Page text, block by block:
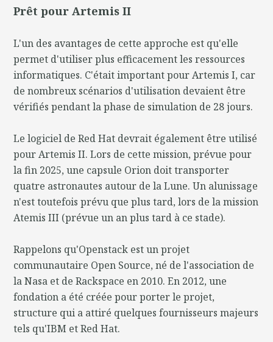
Prêt pour Artemis II
L'un des avantages de cette approche est qu'elle
permet d'utiliser plus efficacement les ressources
informatiques. C'était important pour Artemis I, car
de nombreux scénarios d'utilisation devaient être
vérifiés pendant la phase de simulation de 28 jours.
Le logiciel de Red Hat devrait également être utilisé
pour Artemis II. Lors de cette mission, prévue pour
la fin 2025, une capsule Orion doit transporter
quatre astronautes autour de la Lune. Un alunissage
n'est toutefois prévu que plus tard, lors de la mission
Atemis III (prévue un an plus tard à ce stade).
Rappelons qu'Openstack est un projet
communautaire Open Source, né de l'association de
la Nasa et de Rackspace en 2010. En 2012, une
fondation a été créée pour porter le projet,
structure qui a attiré quelques fournisseurs majeurs
tels qu'IBM et Red Hat.